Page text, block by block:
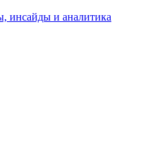
инсайды и аналитика